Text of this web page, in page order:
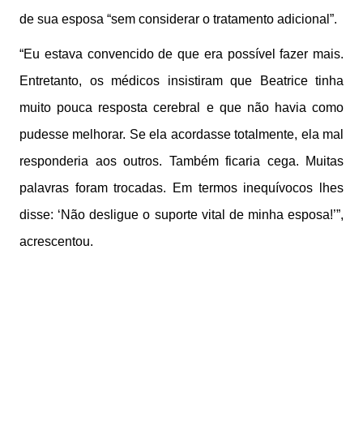
de sua esposa “sem considerar o tratamento adicional”.
“Eu estava convencido de que era possível fazer mais.
Entretanto, os médicos insistiram que Beatrice tinha
muito pouca resposta cerebral e que não havia como
pudesse melhorar. Se ela acordasse totalmente, ela mal
responderia aos outros. Também ficaria cega. Muitas
palavras foram trocadas. Em termos inequívocos lhes
disse: ‘Não desligue o suporte vital de minha esposa!’”,
acrescentou.